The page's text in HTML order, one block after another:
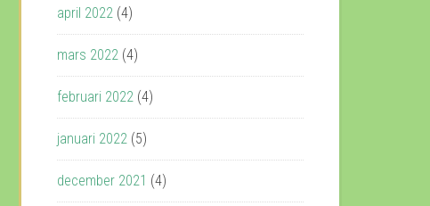
april 2022 (4)
mars 2022 (4)
februari 2022 (4)
januari 2022 (5)
december 2021 (4)